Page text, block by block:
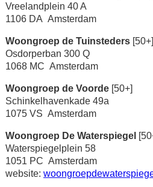
Vreelandplein 40 A
1106 DA Amsterdam
Woongroep de Tuinsteders[50+]
Osdorperban 300 Q
1068 MC Amsterdam
Woongroep de Voorde[50+]
Schinkelhavenkade 49a
1075 VS Amsterdam
Woongroep De Waterspiegel
Waterspiegelplein 58
1051 PC Amsterdam
website: